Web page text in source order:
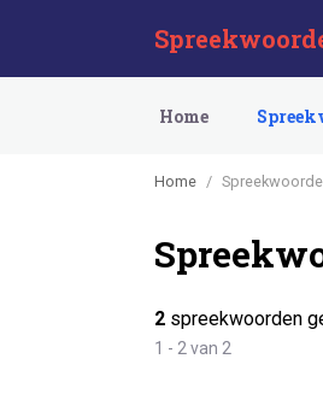
Home
Home
2 spreekwoorden
1 - 2 van 2